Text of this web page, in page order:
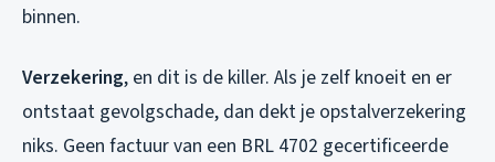
binnen.
Verzekering, en dit is de killer. Als je zelf knoeit en er
ontstaat gevolgschade, dan dekt je opstalverzekering
niks. Geen factuur van een BRL 4702 gecertificeerde